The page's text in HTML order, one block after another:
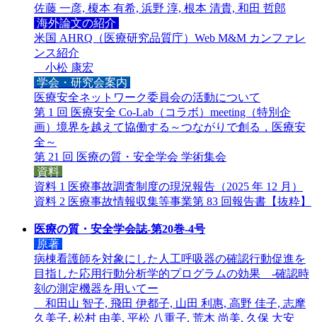
佐藤 一彦, 榎本 有希, 浜野 淳, 根本 清貴, 和田 哲郎
海外論文の紹介
米国 AHRQ（医療研究品質庁）Web M&M カンファレ
ンス紹介
小松 康宏
学会・研究会案内
医療安全ネットワーク委員会の活動について
第 1 回 医療安全 Co-Lab（コラボ）meeting（特別企
画）境界を越えて協働する～つながりで創る，医療安
全～
第 21 回 医療の質・安全学会 学術集会
資料
資料 1 医療事故調査制度の現況報告（2025 年 12 月）
資料 2 医療事故情報収集等事業第 83 回報告書【抜粋】
医療の質・安全学会誌-第20巻-4号
原著
病棟看護師を対象にした人工呼吸器の確認行動促進を
目指した応用行動分析学的プログラムの効果 -確認時
刻の測定機器を用いてー
和田山 智子, 飛田 伊都子, 山田 利惠, 高野 佳子, 志摩
久美子, 松村 由美, 平松 八重子, 荒木 尚美, 久保 大安